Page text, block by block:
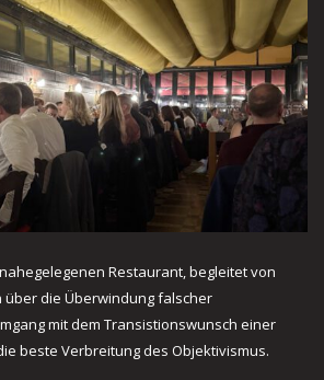
Restaurant, begleitet von
die Überwindung falscher
mit dem Transistionswunsch einer
beste Verbreitung des Objektivismus.